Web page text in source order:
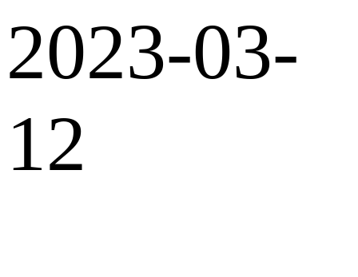
2023-03-
12